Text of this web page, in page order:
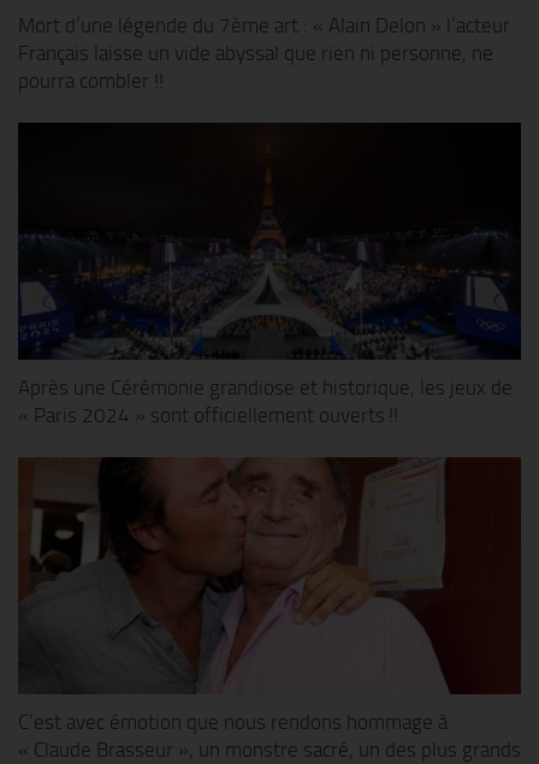
Mort d’une légende du 7ème art : « Alain Delon » l’acteur
Français laisse un vide abyssal que rien ni personne, ne
pourra combler !!
Après une Cérémonie grandiose et historique, les jeux de
« Paris 2024 » sont officiellement ouverts !!
C’est avec émotion que nous rendons hommage à
« Claude Brasseur », un monstre sacré, un des plus grands